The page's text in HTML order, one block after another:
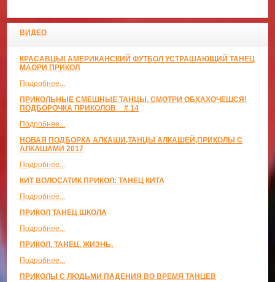
ВИДЕО
КРАСАВЦЫ! АМЕРИКАНСКИЙ ФУТБОЛ УСТРАШАЮЩИЙ ТАНЕЦ
МАОРИ ПРИКОЛ
Подробнее...
ПРИКОЛЬНЫЕ СМЕШНЫЕ ТАНЦЫ. СМОТРИ ОБХАХОЧЕШСЯ!
ПОДБОРОЧКА ПРИКОЛОВ _ # 14
Подробнее...
НОВАЯ ПОДБОРКА АЛКАШИ,ТАНЦЫ АЛКАШЕЙ,ПРИКОЛЫ С
АЛКАШАМИ 2017
Подробнее...
КИТ ВОЛОСАТИК ПРИКОЛ: ТАНЕЦ КИТА
Подробнее...
ПРИКОЛ ТАНЕЦ ШКОЛА
Подробнее...
ПРИКОЛ. ТАНЕЦ. ЖИЗНЬ.
Подробнее...
ПРИКОЛЫ С ЛЮДЬМИ ПАДЕНИЯ ВО ВРЕМЯ ТАНЦЕВ